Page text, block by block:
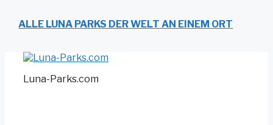
ALLE LUNA PARKS DER WELT AN EINEM ORT
Luna-Parks.com